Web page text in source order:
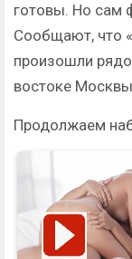
готовы. Но сам
Сообщают, что
произошли
востоке
Продолжаем